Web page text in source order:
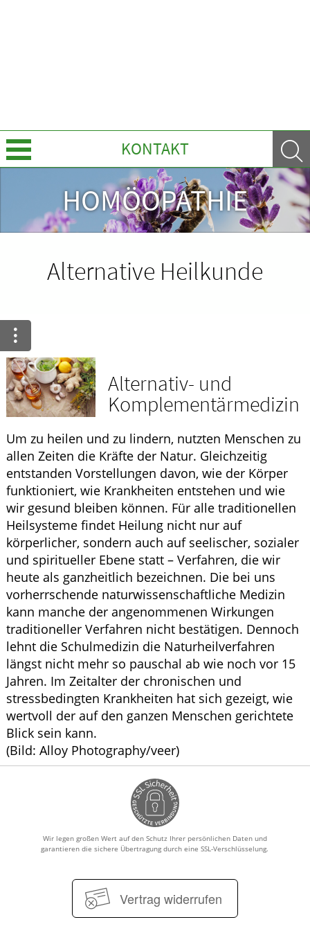
KONTAKT
Leistungen
Ratgeber
Krankheiten & Therapie
ELTERN UND KIND
HOMÖOPATHIE
Alternative Heilkunde
Alternativ- und
Komplementärmedizin
Um zu heilen und zu lindern, nutzten Menschen zu
allen Zeiten die Kräfte der Natur. Gleichzeitig
entstanden Vorstellungen davon, wie der Körper
funktioniert, wie Krankheiten entstehen und wie
wir gesund bleiben können. Für alle traditionellen
Heilsysteme findet Heilung nicht nur auf
körperlicher, sondern auch auf seelischer, sozialer
und spiritueller Ebene statt – Verfahren, die wir
heute als ganzheitlich bezeichnen. Die bei uns
vorherrschende naturwissenschaftliche Medizin
kann manche der angenommenen Wirkungen
traditioneller Verfahren nicht bestätigen. Dennoch
lehnt die Schulmedizin die Naturheilverfahren
längst nicht mehr so pauschal ab wie noch vor 15
Jahren. Im Zeitalter der chronischen und
stressbedingten Krankheiten hat sich gezeigt, wie
wertvoll der auf den ganzen Menschen gerichtete
Blick sein kann.
(Bild: Alloy Photography/veer)
Wir legen großen Wert auf den Schutz Ihrer persönlichen Daten und
garantieren die sichere Übertragung durch eine SSL-Verschlüsselung.
Vertrag widerrufen